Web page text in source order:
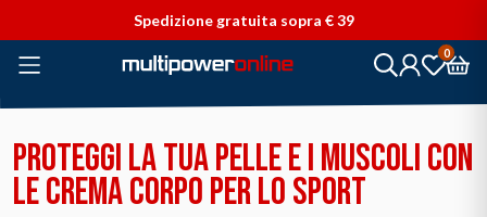
Spedizione gratuita sopra € 39
0
PROTEGGI LA TUA PELLE E I MUSCOLI CON
LE CREMA CORPO PER LO SPORT